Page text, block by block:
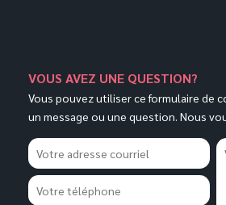
VOUS AVEZ UNE QUESTION?
Vous pouvez utiliser ce formulaire de
un message ou une question. Nous